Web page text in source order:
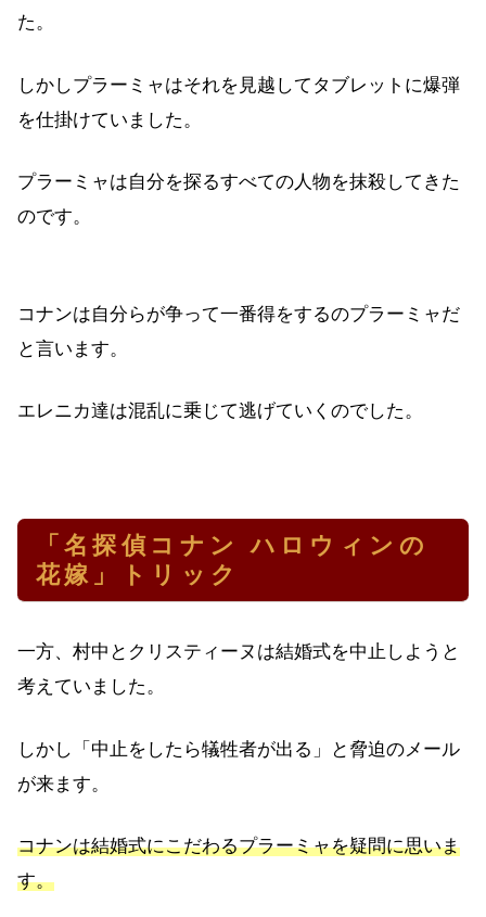
た。
しかしプラーミャはそれを見越してタブレットに爆弾
を仕掛けていました。
プラーミャは自分を探るすべての人物を抹殺してきた
のです。
コナンは自分らが争って一番得をするのプラーミャだ
と言います。
エレニカ達は混乱に乗じて逃げていくのでした。
「名探偵コナン ハロウィンの
花嫁」トリック
一方、村中とクリスティーヌは結婚式を中止しようと
考えていました。
しかし「中止をしたら犠牲者が出る」と脅迫のメール
が来ます。
コナンは結婚式にこだわるプラーミャを疑問に思いま
す。